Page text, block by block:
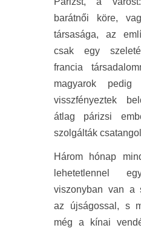
barátnői köre,
társasága, az
csak egy
francia
magyarok pedig
visszfényeztek
átlag párizsi
szolgálták
Három hónap
lehetetlennel
viszonyban van a
az újságossal, s
még a kínai